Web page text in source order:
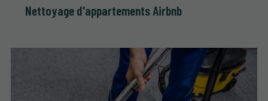
Nettoyage d'appartements Airbnb